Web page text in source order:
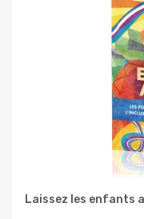
Laissez les enfants